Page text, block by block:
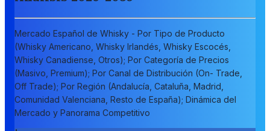
Mercado Español de Whisky - Por Tipo de Producto
(Whisky Americano, Whisky Irlandés, Whisky Escocés,
Whisky Canadiense, Otros); Por Categoría de Precios
(Masivo, Premium); Por Canal de Distribución (On- Trade,
Off Trade); Por Región (Andalucía, Cataluña, Madrid,
Comunidad Valenciana, Resto de España); Dinámica del
Mercado y Panorama Competitivo